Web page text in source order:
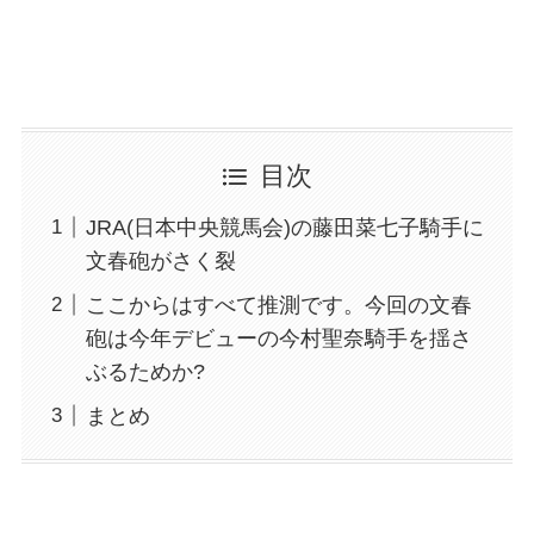
目次
JRA(日本中央競馬会)の藤田菜七子騎手に
文春砲がさく裂
ここからはすべて推測です。今回の文春
砲は今年デビューの今村聖奈騎手を揺さ
ぶるためか?
まとめ